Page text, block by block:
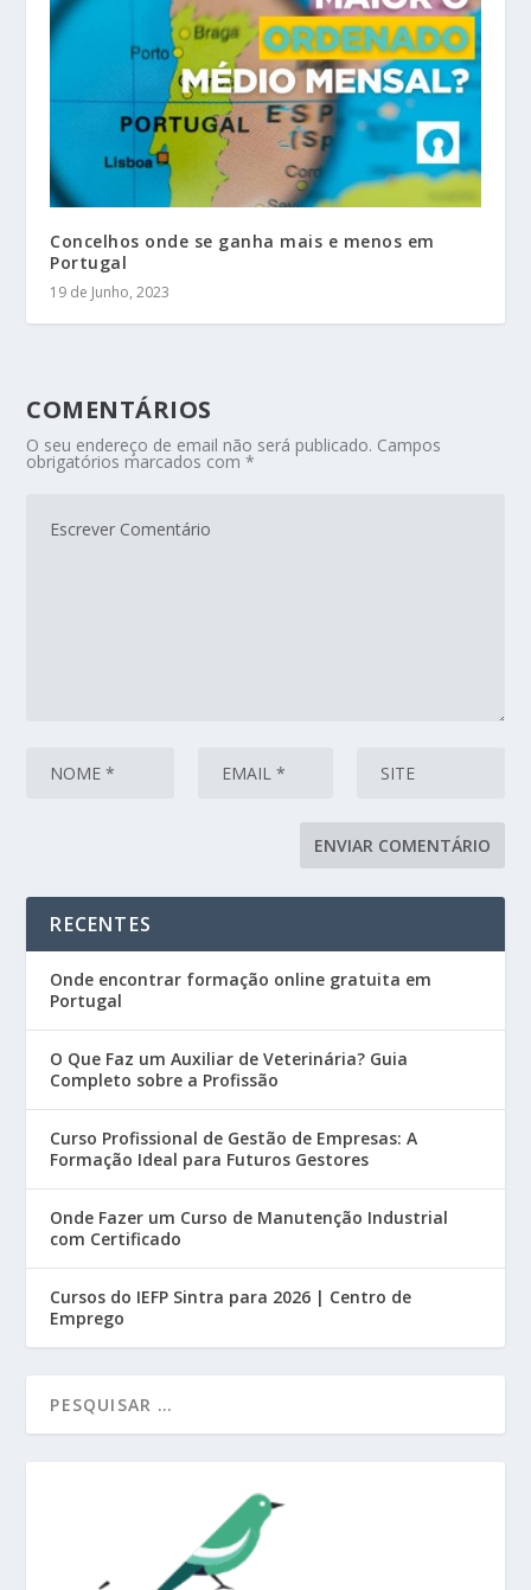
Concelhos onde se ganha mais e menos em
Portugal
19 de Junho, 2023
COMENTÁRIOS
O seu endereço de email não será publicado. Campos
obrigatórios marcados com*
RECENTES
Onde encontrar formação online gratuita em
Portugal
O Que Faz um Auxiliar de Veterinária? Guia
Completo sobre a Profissão
Curso Profissional de Gestão de Empresas: A
Formação Ideal para Futuros Gestores
Onde Fazer um Curso de Manutenção Industrial
com Certificado
Cursos do IEFP Sintra para 2026 | Centro de
Emprego